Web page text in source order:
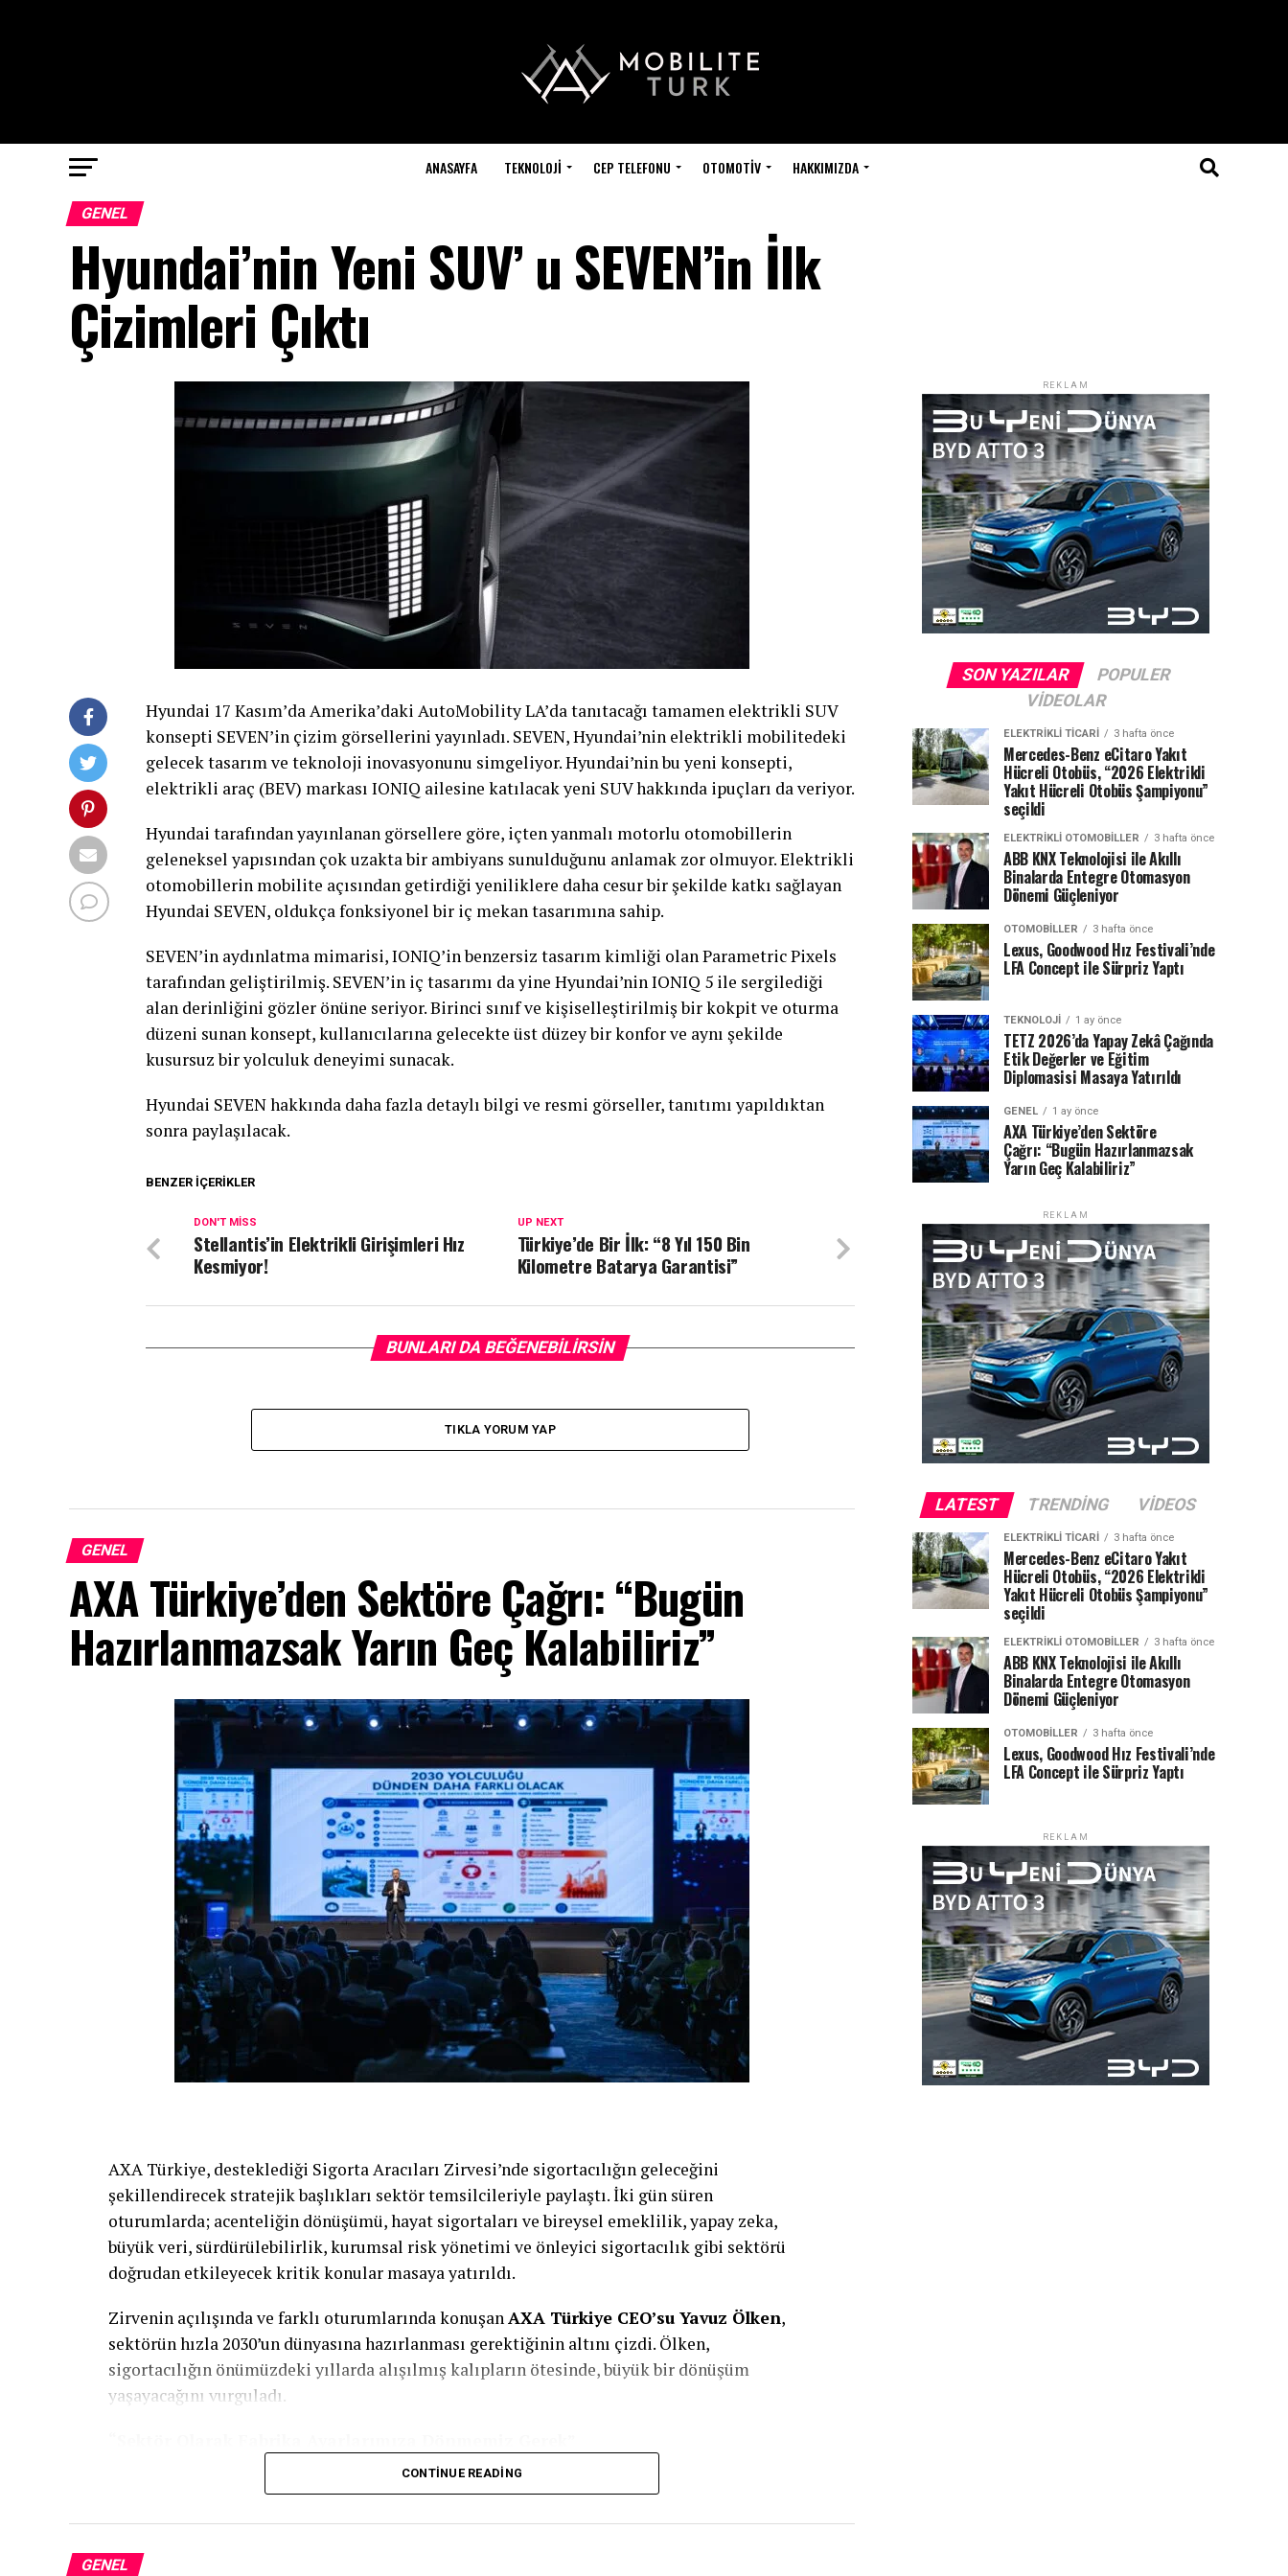
ANASAYFA TEKNOLOJI CEP TELEFONU OTOMOTIV HAKKIMIZDA
GENEL
Hyundai’nin Yeni SUV’ u SEVEN’in İlk
Çizimleri Çıktı
Hyundai 17 Kasım’da Amerika’daki AutoMobility LA’da tanıtacağı tamamen elektrikli SUV
konsepti SEVEN’in çizim görsellerini yayınladı. SEVEN, Hyundai’nin elektrikli mobilitedeki
gelecek tasarım ve teknoloji inovasyonunu simgeliyor. Hyundai’nin bu yeni konsepti,
elektrikli araç (BEV) markası IONIQ ailesine katılacak yeni SUV hakkında ipuçları da veriyor.
Hyundai tarafından yayınlanan görsellere göre, içten yanmalı motorlu otomobillerin
geleneksel yapısından çok uzakta bir ambiyans sunulduğunu anlamak zor olmuyor. Elektrikli
otomobillerin mobilite açısından getirdiği yeniliklere daha cesur bir şekilde katkı sağlayan
Hyundai SEVEN, oldukça fonksiyonel bir iç mekan tasarımına sahip.
SEVEN’in aydınlatma mimarisi, IONIQ’in benzersiz tasarım kimliği olan Parametric Pixels
tarafından geliştirilmiş. SEVEN’in iç tasarımı da yine Hyundai’nin IONIQ 5 ile sergilediği
alan derinliğini gözler önüne seriyor. Birinci sınıf ve kişiselleştirilmiş bir kokpit ve oturma
düzeni sunan konsept, kullanıcılarına gelecekte üst düzey bir konfor ve aynı şekilde
kusursuz bir yolculuk deneyimi sunacak.
Hyundai SEVEN hakkında daha fazla detaylı bilgi ve resmi görseller, tanıtımı yapıldıktan
sonra paylaşılacak.
BENZER İÇERIKLER
UP NEXT
Türkiye’de Bir İlk: “8 Yıl 150 Bin
Kilometre Batarya Garantisi”
DON'T MISS
Stellantis’in Elektrikli Girişimleri Hız
Kesmiyor!
BUNLARI DA BEĞENEBILIRSIN
TIKLA YORUM YAP
GENEL
AXA Türkiye’den Sektöre Çağrı: “Bugün
Hazırlanmazsak Yarın Geç Kalabiliriz”
AXA Türkiye, desteklediği Sigorta Aracıları Zirvesi’nde sigortacılığın geleceğini
şekillendirecek stratejik başlıkları sektör temsilcileriyle paylaştı. İki gün süren
oturumlarda; acenteliğin dönüşümü, hayat sigortaları ve bireysel emeklilik, yapay zeka,
büyük veri, sürdürülebilirlik, kurumsal risk yönetimi ve önleyici sigortacılık gibi sektörü
doğrudan etkileyecek kritik konular masaya yatırıldı.
Zirvenin açılışında ve farklı oturumlarında konuşanAXA Türkiye CEO’su Yavuz Ölken,
sektörün hızla 2030’un dünyasına hazırlanması gerektiğinin altını çizdi. Ölken,
sigortacılığın önümüzdeki yıllarda alışılmış kalıpların ötesinde, büyük bir dönüşüm
yaşayacağını vurguladı.
biçimlerimizi yeniden tanımlıyor. Önümüzdeki dönemde sektörümüzü bekleyen en büyük
CONTINUE READING
GENEL
REKLAM
SON YAZILAR
POPULER
VIDEOLAR
ELEKTRIKLI TICARI 3 hafta önce
Mercedes-Benz eCitaro Yakıt
Hücreli Otobüs, “2026 Elektrikli
Yakıt Hücreli Otobüs Şampiyonu”
seçildi
ELEKTRIKLI OTOMOBILLER 3 hafta önce
ABB KNX Teknolojisi ile Akıllı
Binalarda Entegre Otomasyon
Dönemi Güçleniyor
OTOMOBILLER 3 hafta önce
Lexus, Goodwood Hız Festivali’nde
LFA Concept ile Sürpriz Yaptı
TEKNOLOJI 1 ay önce
TETZ 2026’da Yapay Zekâ Çağında
Etik Değerler ve Eğitim
Diplomasisi Masaya Yatırıldı
GENEL 1 ay önce
AXA Türkiye’den Sektöre
Çağrı: “Bugün Hazırlanmazsak
Yarın Geç Kalabiliriz”
REKLAM
LATEST TRENDING VIDEOS
ELEKTRIKLI TICARI 3 hafta önce
Mercedes-Benz eCitaro Yakıt
Hücreli Otobüs, “2026 Elektrikli
Yakıt Hücreli Otobüs Şampiyonu”
seçildi
ELEKTRIKLI OTOMOBILLER 3 hafta önce
ABB KNX Teknolojisi ile Akıllı
Binalarda Entegre Otomasyon
Dönemi Güçleniyor
OTOMOBILLER 3 hafta önce
Lexus, Goodwood Hız Festivali’nde
LFA Concept ile Sürpriz Yaptı
REKLAM